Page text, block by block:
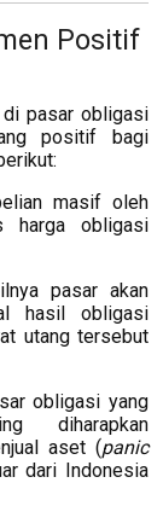
Positif
di pasar obligasi
positif bagi
masif oleh
harga obligasi
pasar akan
hasil obligasi
utang tersebut
obligasi yang
diharapkan
aset (panic
dari Indonesia